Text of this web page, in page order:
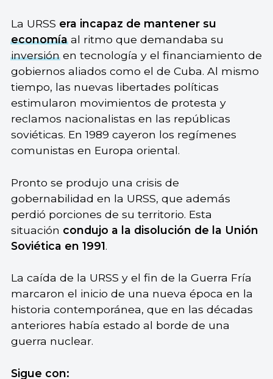
La URSS era incapaz de mantener su
economíaal ritmo que demandaba su
inversiónen tecnología y el financiamiento de
gobiernos aliados como el de Cuba. Al mismo
tiempo, las nuevas libertades políticas
estimularon movimientos de protesta y
reclamos nacionalistas en las repúblicas
soviéticas. En 1989 cayeron los regímenes
comunistas en Europa oriental.
Pronto se produjo una crisis de
gobernabilidad en la URSS, que además
perdió porciones de su territorio. Esta
situación condujo a la disolución de la Unión
Soviética en 1991.
La caída de la URSS y el fin de la Guerra Fría
marcaron el inicio de una nueva época en la
historia contemporánea, que en las décadas
anteriores había estado al borde de una
guerra nuclear.
Sigue con: